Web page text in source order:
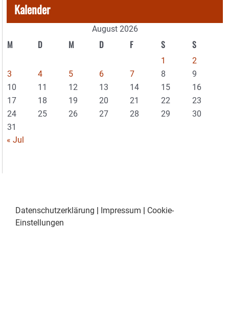
Kalender
August 2026
M D M D F S S
1
2
3
4 5 6 7 8
9
10
11 12 13 14 15
16
17
18 19 20 21 22
23
24
25 26 27 28 29
30
31
« Jul
Datenschutzerklärung | Impressum | Cookie-
Einstellungen